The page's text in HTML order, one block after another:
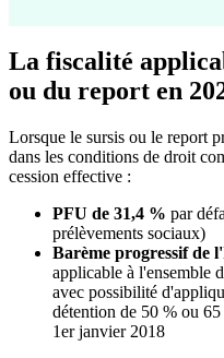
La fiscalité
ou du report en
Lorsque le sursis ou le report
dans les conditions de droit
cession effective :
PFU de 31,4 % par
prélèvements sociaux)
Barème progressif de
applicable à l'ensemble
avec possibilité
détention de 50 % ou
1er janvier 2018